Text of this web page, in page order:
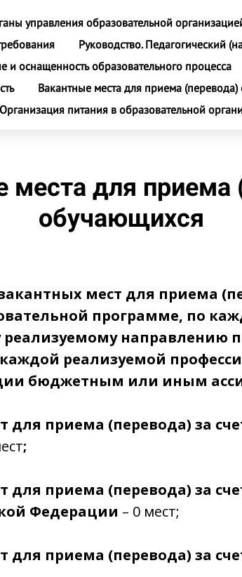
управления образовательной
Руководство. Педагогический
и оснащенность образовательного процесса
Вакантные места для приема
Организация питания в образовательной
места для приема
обучающихся
мест для приема
программе, по
направлению
реализуемой
бюджетным или иным
для приема (перевода) за
;
для приема (перевода) за
Федерации – 0 мест;
для приема (перевода) за